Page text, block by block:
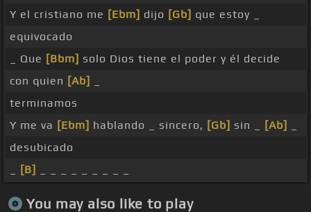
Y el cristiano me [Ebm] dijo [Gb] que estoy _
equivocado
_ Que [Bbm] solo Dios tiene el poder y él decide
con quien [Ab]
terminamos
Y me va [Ebm] hablando _ sincero, [Gb] sin _ [Ab]
desubicado
[B]
You may also like to play